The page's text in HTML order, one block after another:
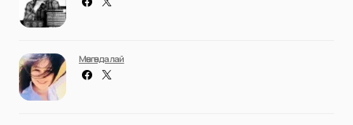
Мөнгөндалай